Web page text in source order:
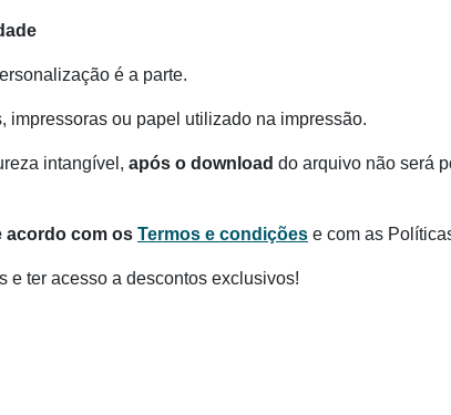
é a parte.
impressoras ou papel utilizado na impressão.
intangível, após o download do arquivo não será
acordo com os Termos e condições e com as
e ter acesso a descontos exclusivos!